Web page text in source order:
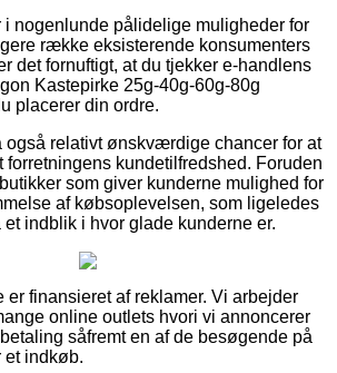
i nogenlunde pålidelige muligheder for
række eksisterende konsumenters
det fornuftigt, at du tjekker e-handlens
Kastepirke 25g-40g-60g-80g
placerer din ordre.
også relativt ønskværdige chancer for at
forretningens kundetilfredshed. Foruden
som giver kunderne mulighed for
af købsoplevelsen, som ligeledes
et indblik i hvor glade kunderne er.
er finansieret af reklamer. Vi arbejder
online outlets hvori vi annoncerer
såfremt en af de besøgende på
et indkøb.